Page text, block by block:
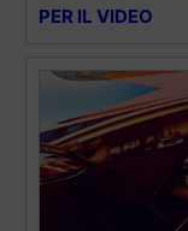
PER IL VIDEO